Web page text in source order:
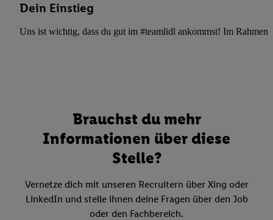
Dein Einstieg
Uns ist wichtig, dass du gut im #teamlidl ankommst! Im Rahmen
Brauchst du mehr
Informationen über diese
Stelle?
Vernetze dich mit unseren Recruitern über Xing oder
LinkedIn und stelle ihnen deine Fragen über den Job
oder den Fachbereich.